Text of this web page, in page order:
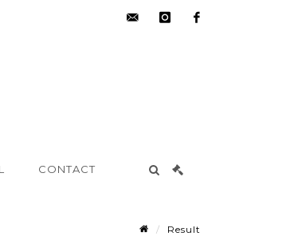
CONTACT
Result